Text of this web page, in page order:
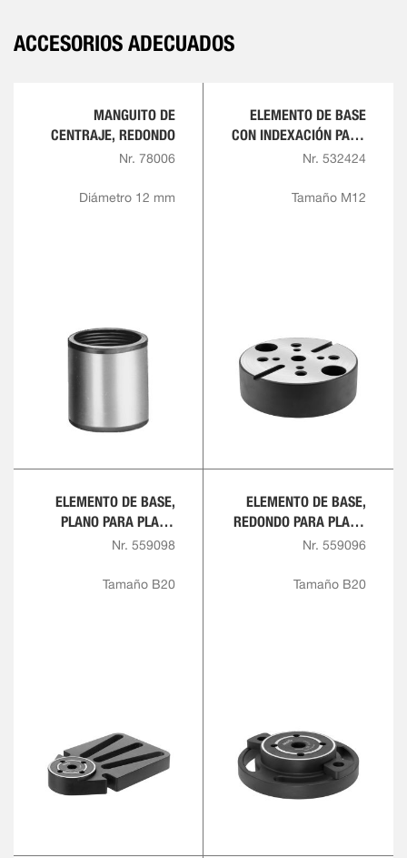
ACCESORIOS ADECUADOS
MANGUITO DE
CENTRAJE, REDONDO
Nr. 78006
Diámetro 12 mm
ELEMENTO DE BASE
CON INDEXACIÓN PARA
PLACAS DE MONTAJE
Nr. 532424
Tamaño M12
ELEMENTO DE BASE,
PLANO PARA PLACA
CON RANURA EN T,
Nr. 559098
Tamaño B20
ELEMENTO DE BASE,
REDONDO PARA PLACA
CON RANURA EN T
Nr. 559096
Tamaño B20